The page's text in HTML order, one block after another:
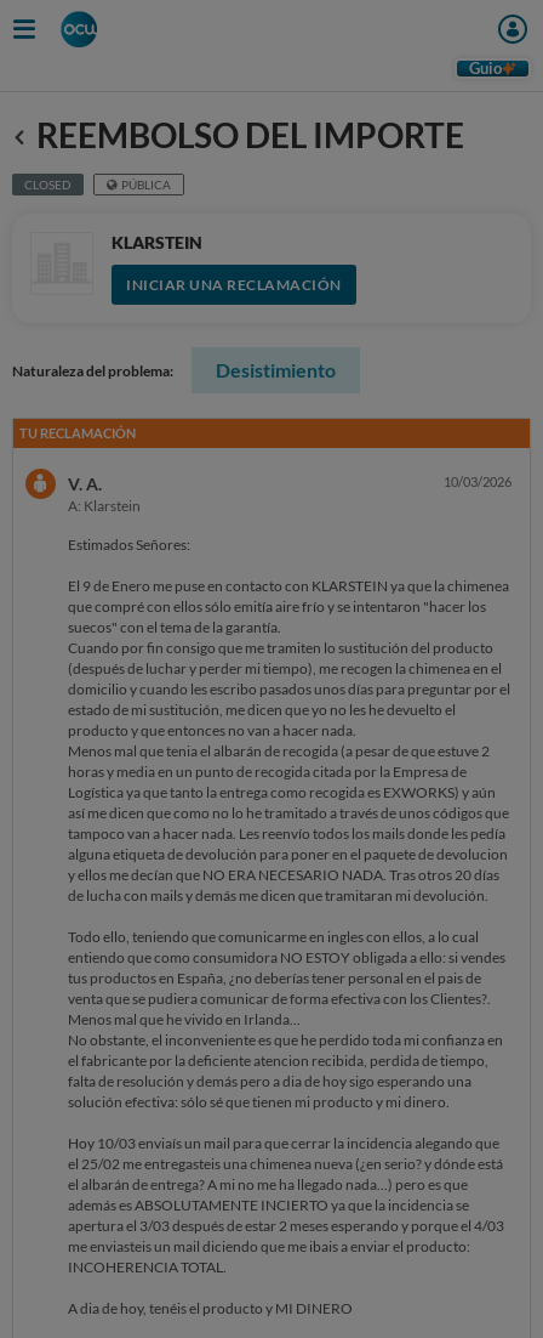
Guio
Anterior
REEMBOLSO DEL IMPORTE
CLOSED PÚBLICA
KLARSTEIN
INICIAR UNA RECLAMACIÓN
Naturaleza del problema: Desistimiento
TU RECLAMACIÓN
V. A.
A: Klarstein
10/03/2026
Estimados Señores:
El 9 de Enero me puse en contacto con KLARSTEIN ya que la chimenea
que compré con ellos sólo emitía aire frío y se intentaron "hacer los
suecos" con el tema de la garantía.
Cuando por fin consigo que me tramiten lo sustitución del producto
(después de luchar y perder mi tiempo), me recogen la chimenea en el
domicilio y cuando les escribo pasados unos días para preguntar por el
estado de mi sustitución, me dicen que yo no les he devuelto el
producto y que entonces no van a hacer nada.
Menos mal que tenia el albarán de recogida (a pesar de que estuve 2
horas y media en un punto de recogida citada por la Empresa de
Logística ya que tanto la entrega como recogida es EXWORKS) y aún
así me dicen que como no lo he tramitado a través de unos códigos que
tampoco van a hacer nada. Les reenvío todos los mails donde les pedía
alguna etiqueta de devolución para poner en el paquete de devolucion
y ellos me decían que NO ERA NECESARIO NADA. Tras otros 20 días
de lucha con mails y demás me dicen que tramitaran mi devolución.
Todo ello, teniendo que comunicarme en ingles con ellos, a lo cual
entiendo que como consumidora NO ESTOY obligada a ello: si vendes
tus productos en España, ¿no deberías tener personal en el pais de
venta que se pudiera comunicar de forma efectiva con los Clientes?.
Menos mal que he vivido en Irlanda...
No obstante, el inconveniente es que he perdido toda mi confianza en
el fabricante por la deficiente atencion recibida, perdida de tiempo,
falta de resolución y demás pero a dia de hoy sigo esperando una
solución efectiva: sólo sé que tienen mi producto y mi dinero.
Hoy 10/03 enviaís un mail para que cerrar la incidencia alegando que
el 25/02 me entregasteis una chimenea nueva (¿en serio? y dónde está
el albarán de entrega? A mi no me ha llegado nada...) pero es que
además es ABSOLUTAMENTE INCIERTO ya que la incidencia se
apertura el 3/03 después de estar 2 meses esperando y porque el 4/03
me enviasteis un mail diciendo que me ibais a enviar el producto:
INCOHERENCIA TOTAL.
A dia de hoy, tenéis el producto y MI DINERO